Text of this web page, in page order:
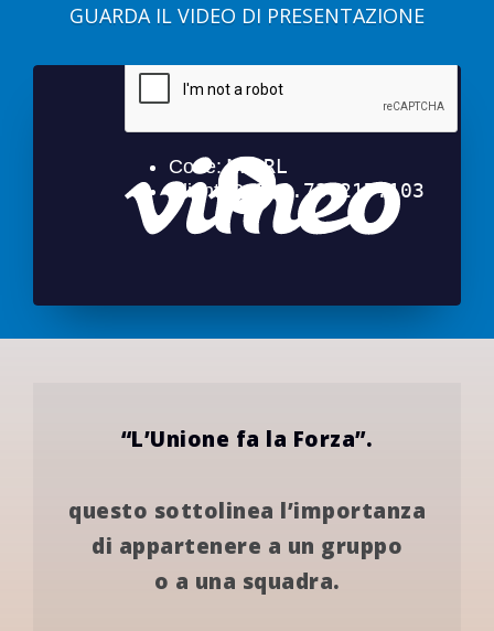
GUARDA IL VIDEO DI PRESENTAZIONE
“L’Unione fa la Forza”.
questo sottolinea l’importanza
di appartenere a un gruppo
o a una squadra.